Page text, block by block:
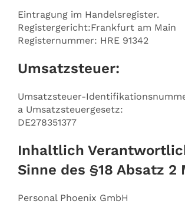
Eintragung im Handelsregister.
Registergericht:Frankfurt am Main
Registernummer: HRE 91342
Umsatzsteuer:
Umsatzsteuer-
a Umsatzsteuergesetz:
DE278351377
Inhaltlich
Sinne des §18 Absatz 2
Personal Phoenix GmbH